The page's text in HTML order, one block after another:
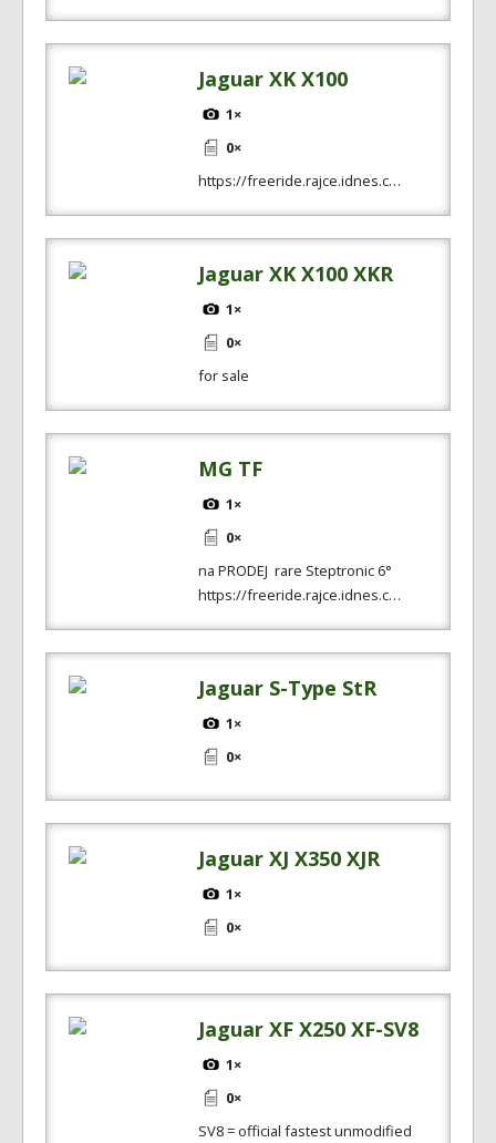
Jaguar XK X100
1×
0×
https://freeride.rajce.idnes.c…
Jaguar XK X100 XKR
1×
0×
for sale
MG TF
1×
0×
na PRODEJ rare Steptronic 6°
https://freeride.rajce.idnes.c…
Jaguar S-Type StR
1×
0×
Jaguar XJ X350 XJR
1×
0×
Jaguar XF X250 XF-SV8
1×
0×
SV8 = official fastest unmodified